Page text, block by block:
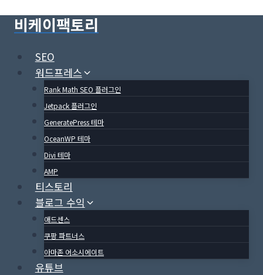
비케이팩토리
SEO
워드프레스
Rank Math SEO 플러그인
Jetpack 플러그인
GeneratePress 테마
OceanWP 테마
Divi 테마
AMP
티스토리
블로그 수익
애드센스
쿠팡 파트너스
아마존 어소시에이트
유튜브